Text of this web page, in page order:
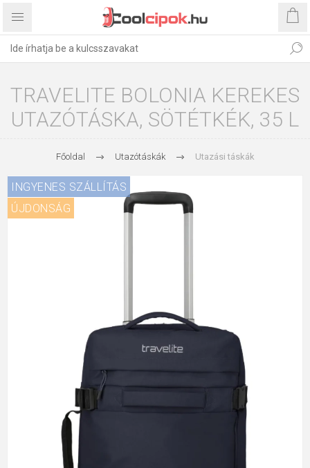
TRAVELITE BOLONIA KEREKES
UTAZÓTÁSKA, SÖTÉTKÉK, 35 L
Főoldal Utazótáskák Utazási táskák
INGYENES SZÁLLÍTÁS
ÚJDONSÁG